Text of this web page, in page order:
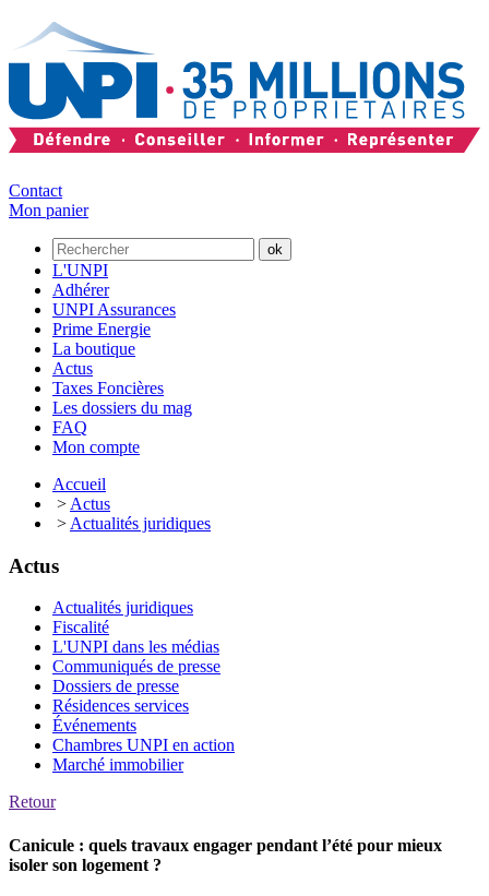
Contact
Mon panier
L'UNPI
Adhérer
UNPI Assurances
Prime Energie
La boutique
Actus
Taxes Foncières
Les dossiers du mag
FAQ
Mon compte
Accueil
> Actus
> Actualités juridiques
Actus
Actualités juridiques
Fiscalité
L'UNPI dans les médias
Communiqués de presse
Dossiers de presse
Résidences services
Événements
Chambres UNPI en action
Marché immobilier
Retour
Canicule : quels travaux engager pendant l’été pour mieux
isoler son logement ?